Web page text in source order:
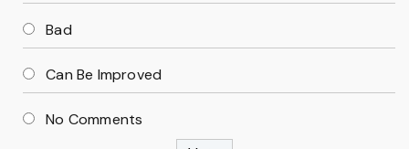
Bad
Can Be Improved
No Comments